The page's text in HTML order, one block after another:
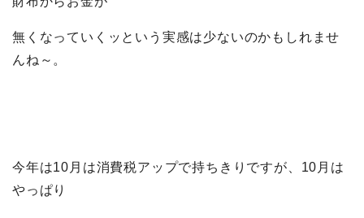
無くなっていくッという実感は少ないのかもしれませ
んね～。
今年は10月は消費税アップで持ちきりですが、10月は
やっぱり